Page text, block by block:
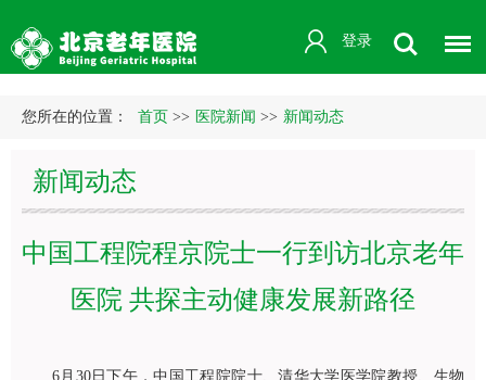
登录
您所在的位置： 首页 >> 医院新闻 >> 新闻动态
新闻动态
中国工程院程京院士一行到访北京老年
医院 共探主动健康发展新路径
6月30日下午，中国工程院院士、清华大学医学院教授、生物